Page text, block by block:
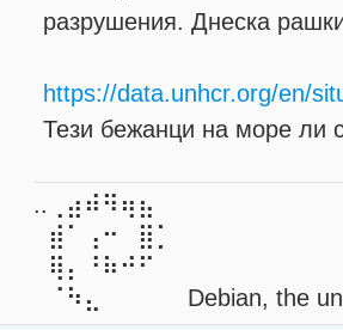
разрушения. Днеска
https://data.unhcr.org/en/
Тези бежанци на море ли
..⢀⣴⠾⠻⢶⣦⠀
⣾⠁⢠⠒⠀⣿⡁
⢿⡄⠘⠷⠚⠋
⠈⠳⣄⠀⠀⠀⠀ Debian, the